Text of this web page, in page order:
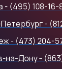
- (495) 108-16-
-
- (473) 204-
на-Дону -